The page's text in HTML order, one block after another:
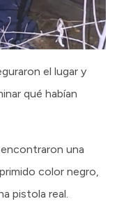
el lugar y
qué habían
una
color negro,
pistola real.